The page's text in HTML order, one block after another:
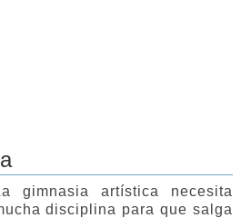
gimnasia artística necesita
disciplina para que salga